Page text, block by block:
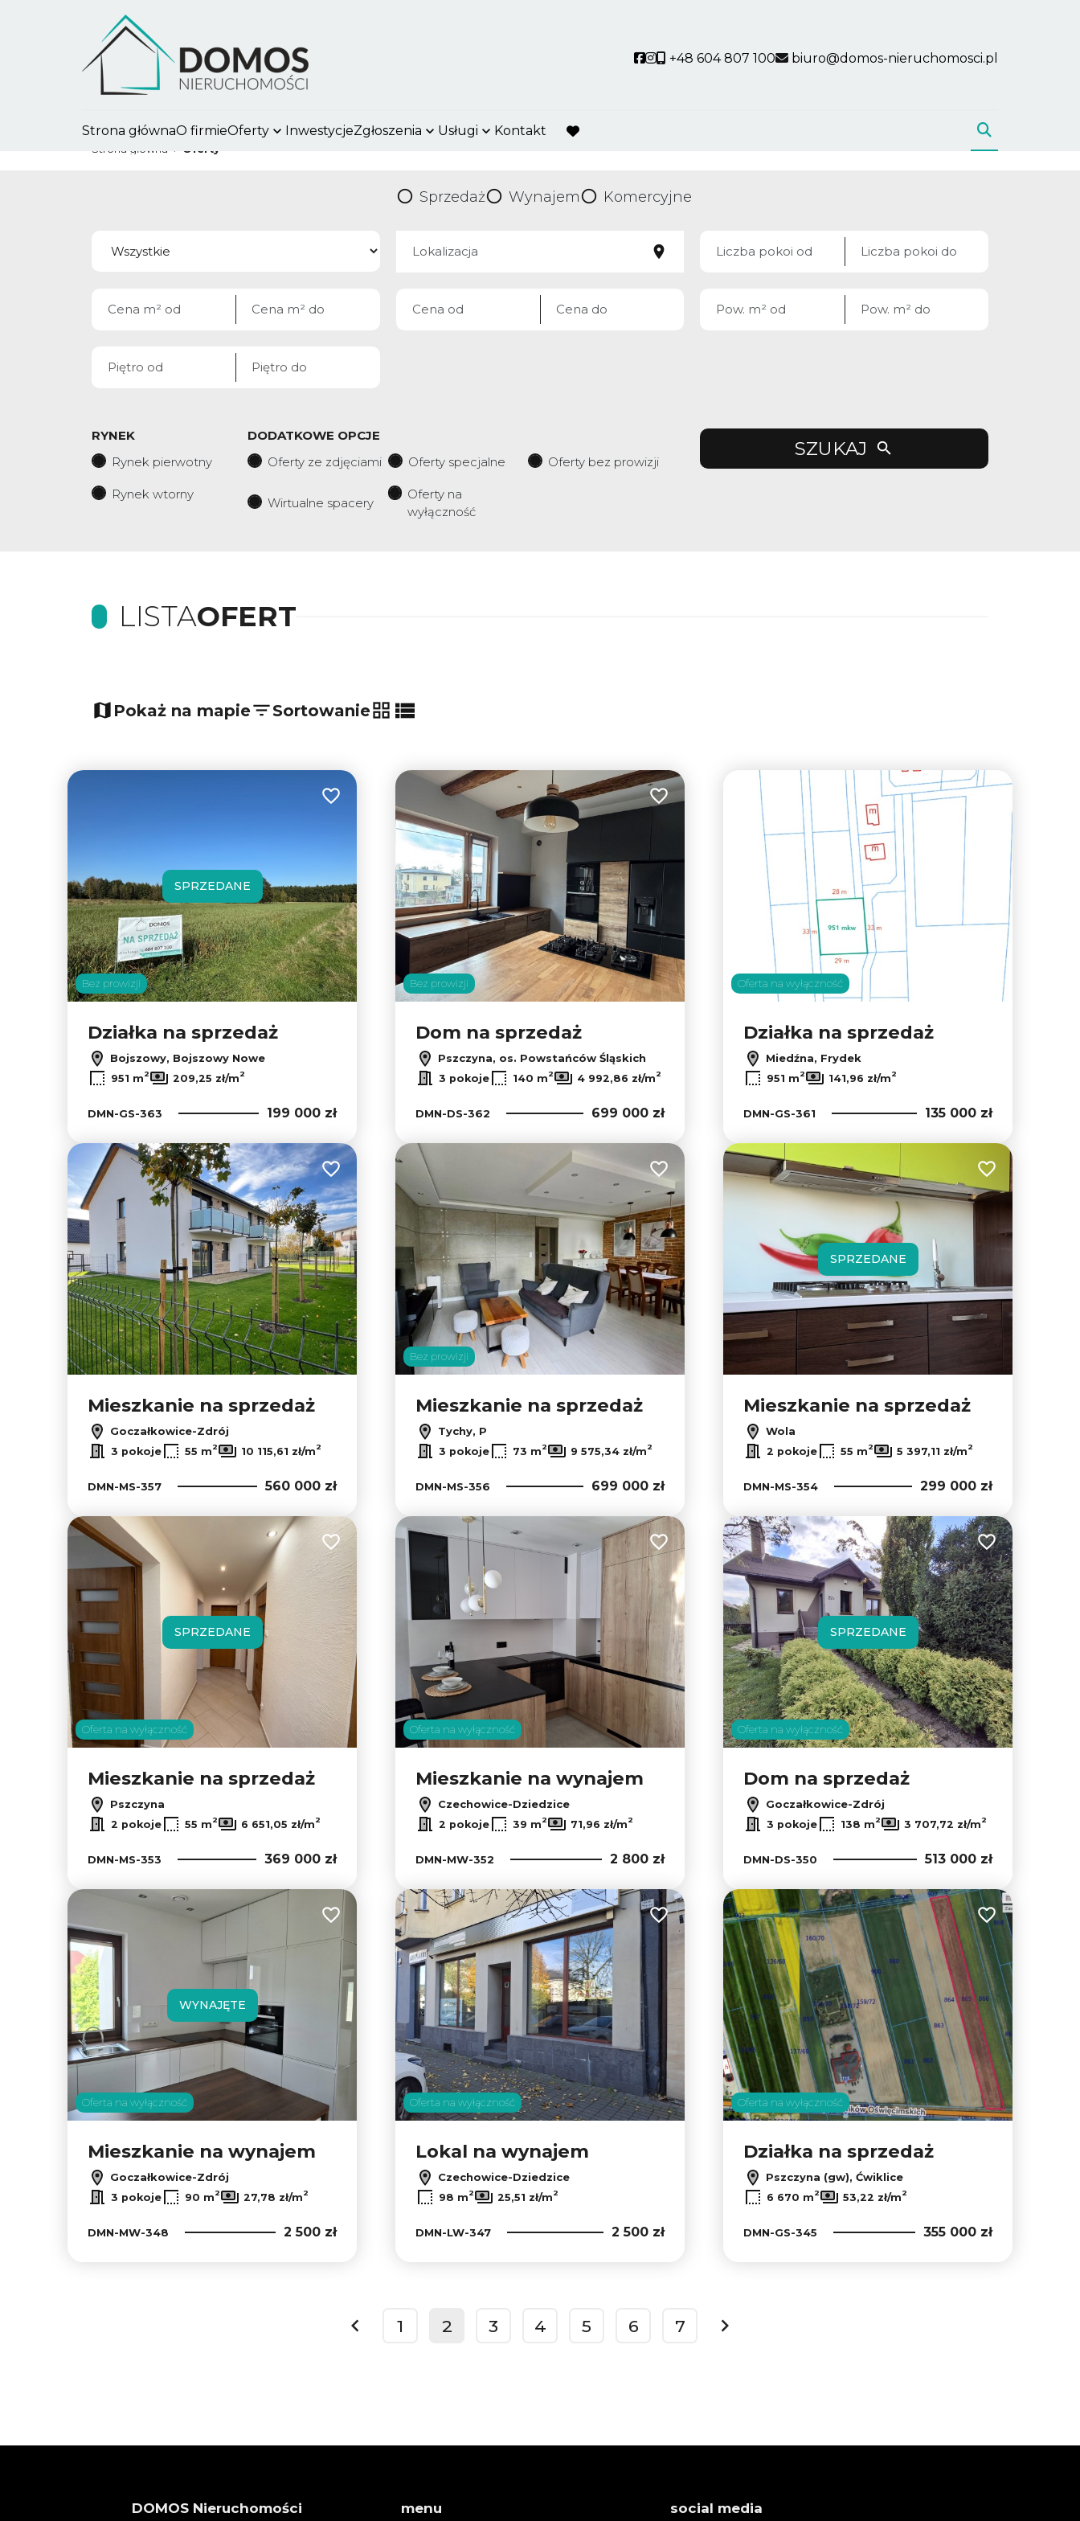
Social link
Social link
+48 604 807 100 biuro@domos-nieruchomosci.pl
Strona głównaO firmieOferty InwestycjeZgłoszenia Usługi Kontakt
favorite
Strona główna Oferty
Sprzedaż Wynajem Komercyjne
RYNEK
Rynek pierwotny
Rynek wtorny
DODATKOWE OPCJE
Oferty ze zdjęciami
Oferty specjalne Oferty bez prowizji
Wirtualne spacery
Oferty na
wyłączność
SZUKAJ
LISTAOFERT
Pokaż na mapie Sortowanie
tabela
lista
Bez prowizji
SPRZEDANE
Dodaj do ulubionych
Działka na sprzedaż
Bojszowy, Bojszowy Nowe
951 m2 209,25 zł/m2
DMN-GS-363 199 000 zł
Bez prowizji
Dodaj do ulubionych
Dom na sprzedaż
Pszczyna, os. Powstańców Śląskich
3 pokoje 140 m2 4 992,86 zł/m2
DMN-DS-362 699 000 zł
Oferta na wyłączność
Działka na sprzedaż
Miedźna, Frydek
951 m2 141,96 zł/m2
DMN-GS-361 135 000 zł
Dodaj do ulubionych
Mieszkanie na sprzedaż
Goczałkowice-Zdrój
3 pokoje 55 m2 10 115,61 zł/m2
DMN-MS-357 560 000 zł
Bez prowizji
Dodaj do ulubionych
Mieszkanie na sprzedaż
Tychy, P
3 pokoje 73 m2 9 575,34 zł/m2
DMN-MS-356 699 000 zł
SPRZEDANE
Dodaj do
Mieszkanie na sprzedaż
Wola
2 pokoje 55 m2 5 397,11 zł/m2
DMN-MS-354 299 000 zł
Oferta na wyłączność
SPRZEDANE
Dodaj do ulubionych
Mieszkanie na sprzedaż
Pszczyna
2 pokoje 55 m2 6 651,05 zł/m2
DMN-MS-353 369 000 zł
Oferta na wyłączność
Dodaj do ulubionych
Mieszkanie na wynajem
Czechowice-Dziedzice
2 pokoje 39 m2 71,96 zł/m2
DMN-MW-352 2 800 zł
Oferta na wyłączność
SPRZEDANE
Dodaj do
Dom na sprzedaż
Goczałkowice-Zdrój
3 pokoje 138 m2 3 707,72 zł/m2
DMN-DS-350 513 000 zł
Oferta na wyłączność
WYNAJĘTE
Dodaj do ulubionych
Mieszkanie na wynajem
Goczałkowice-Zdrój
3 pokoje 90 m2 27,78 zł/m2
DMN-MW-348 2 500 zł
Oferta na wyłączność
Dodaj do ulubionych
Lokal na wynajem
Czechowice-Dziedzice
98 m2 25,51 zł/m2
DMN-LW-347 2 500 zł
Oferta na wyłączność
Dodaj do
Działka na sprzedaż
Pszczyna (gw), Ćwiklice
6 670 m2 53,22 zł/m2
DMN-GS-345 355 000 zł
prev
1 2 3 4 5 6 7
next
DOMOS Nieruchomości menu social media